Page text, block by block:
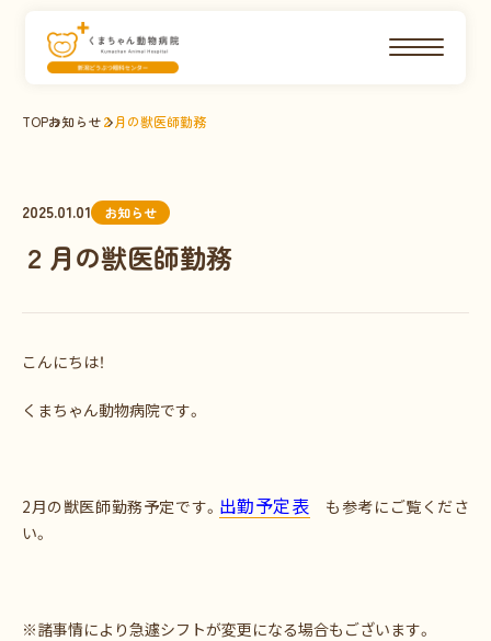
TOPお知らせ２月の獣医師勤務
2025.01.01 お知らせ
２月の獣医師勤務
こんにちは！
くまちゃん動物病院です。
2月の獣医師勤務予定です。 出勤予定表 も参考にご覧くださ
い。
※諸事情により急遽シフトが変更になる場合もございます。